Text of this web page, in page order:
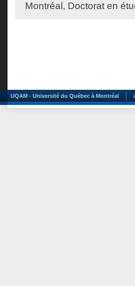
Montréal, Doctorat en
UQAM - Université du Québec à Montréal